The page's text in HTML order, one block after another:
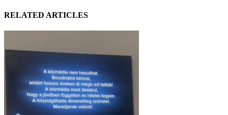
RELATED ARTICLES